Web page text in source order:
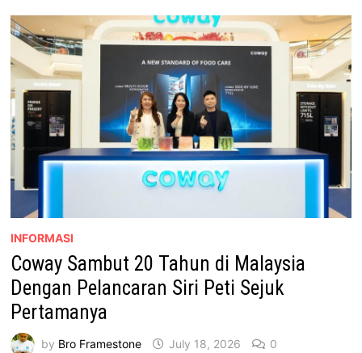
DITAWARKAN
DI
MALAYSIA
BERMULA
RM3,699
INFORMASI
Coway Sambut 20 Tahun di Malaysia
Dengan Pelancaran Siri Peti Sejuk
Pertamanya
by Bro Framestone July 18, 2026 0